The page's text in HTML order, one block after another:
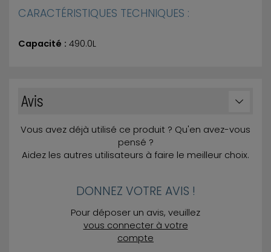
CARACTÉRISTIQUES TECHNIQUES :
Capacité : 490.0L
Avis
Vous avez déjà utilisé ce produit ? Qu'en avez-vous
pensé ?
Aidez les autres utilisateurs à faire le meilleur choix.
DONNEZ VOTRE AVIS !
Pour déposer un avis, veuillez
vous connecter à votre
compte